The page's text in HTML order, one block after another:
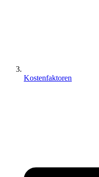
Kostenfaktoren